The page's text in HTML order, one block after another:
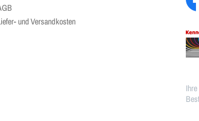
und Versandkosten